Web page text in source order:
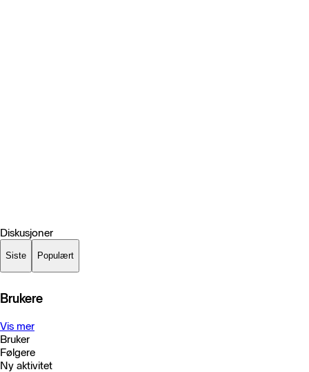
Diskusjoner
Siste Populært
Brukere
Vis mer
Bruker
Følgere
Ny aktivitet